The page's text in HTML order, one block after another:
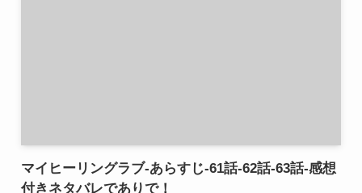
マイヒーリングラブ-あらすじ-61話-62話-63話-感想
付きネタバレでありで！